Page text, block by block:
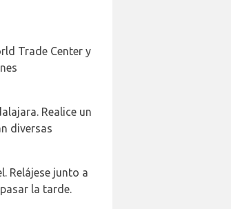
Trade Center y
Realice un
diversas
Relájese junto a
la tarde.